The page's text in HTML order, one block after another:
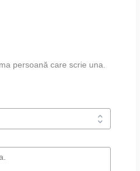
persoană care scrie una.